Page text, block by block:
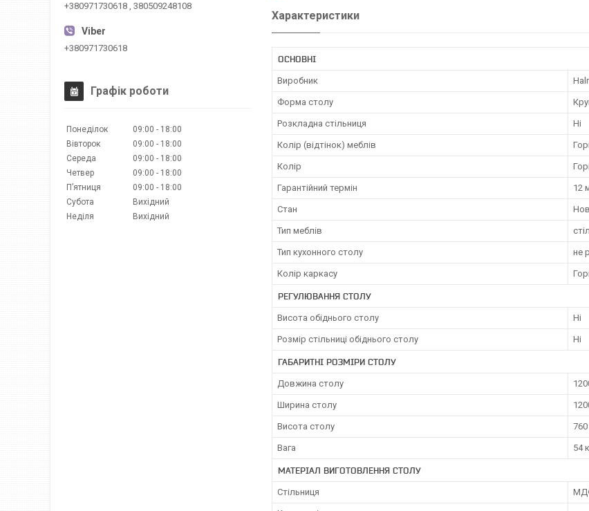
Характеристики
ОСНОВНІ
Виробник
Форма столу
Розкладна стільниця Ні
Колір (відтінок) меблів
Колір
Гарантійний термін 12
Стан
Тип меблів
Тип кухонного столу не
Колір каркасу
РЕГУЛЮВАННЯ СТОЛУ
Висота обіднього столу Ні
Розмір стільниці обіднього столу Ні
ГАБАРИТНІ РОЗМІРИ СТОЛУ
Довжина столу
Ширина столу
Висота столу
Вага 54
МАТЕРІАЛ ВИГОТОВЛЕННЯ СТОЛУ
Стільниця
+380971730618 , 380509248108
+380971730618
Графік роботи
Понеділок 09:00
18:00
Вівторок
09:00
18:00
Середа
09:00
18:00
Четвер
09:00
18:00
Пʼятниця
09:00
18:00
Субота
Вихідний
Неділя
Вихідний